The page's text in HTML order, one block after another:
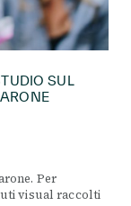
SUL
Per
visual raccolti